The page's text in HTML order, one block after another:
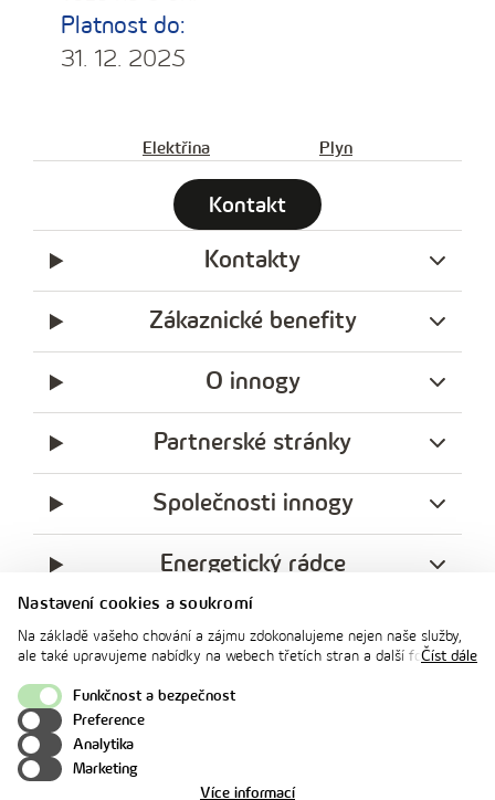
Nastavení cookies a soukromí
Na základě vašeho chování a zájmu zdokonalujeme nejen naše služby,
ale také upravujeme nabídky na webech třetích stran a další formy
souhlasu. Svoje nastavení můžete kdykoliv změnit v zápatí stránky v
„Nastavení soukromí". Více informací o tom, jak se soubory cookies a
osobními údaji pracujeme, včetně možností uplatnění vašich práv,
naleznete na webové stránce v sekci
Číst dále
Funkčnost a bezpečnost
Preference
Analytika
Marketing
Více informacío
Platnost do:
31. 12. 2025
Elektřina Plyn
Kontakt
Kontakty
Zákaznické benefity
O innogy
Partnerské stránky
Společnosti innogy
Energetický rádce
Legislativa
Ochrana soukromí
facebook